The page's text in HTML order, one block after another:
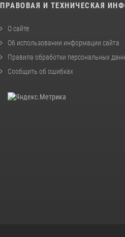
ПРАВОВАЯ И ТЕХНИЧЕСКАЯ
О сайте
Об использовании информации сайта
Правила обработки персональных
Сообщить об ошибках